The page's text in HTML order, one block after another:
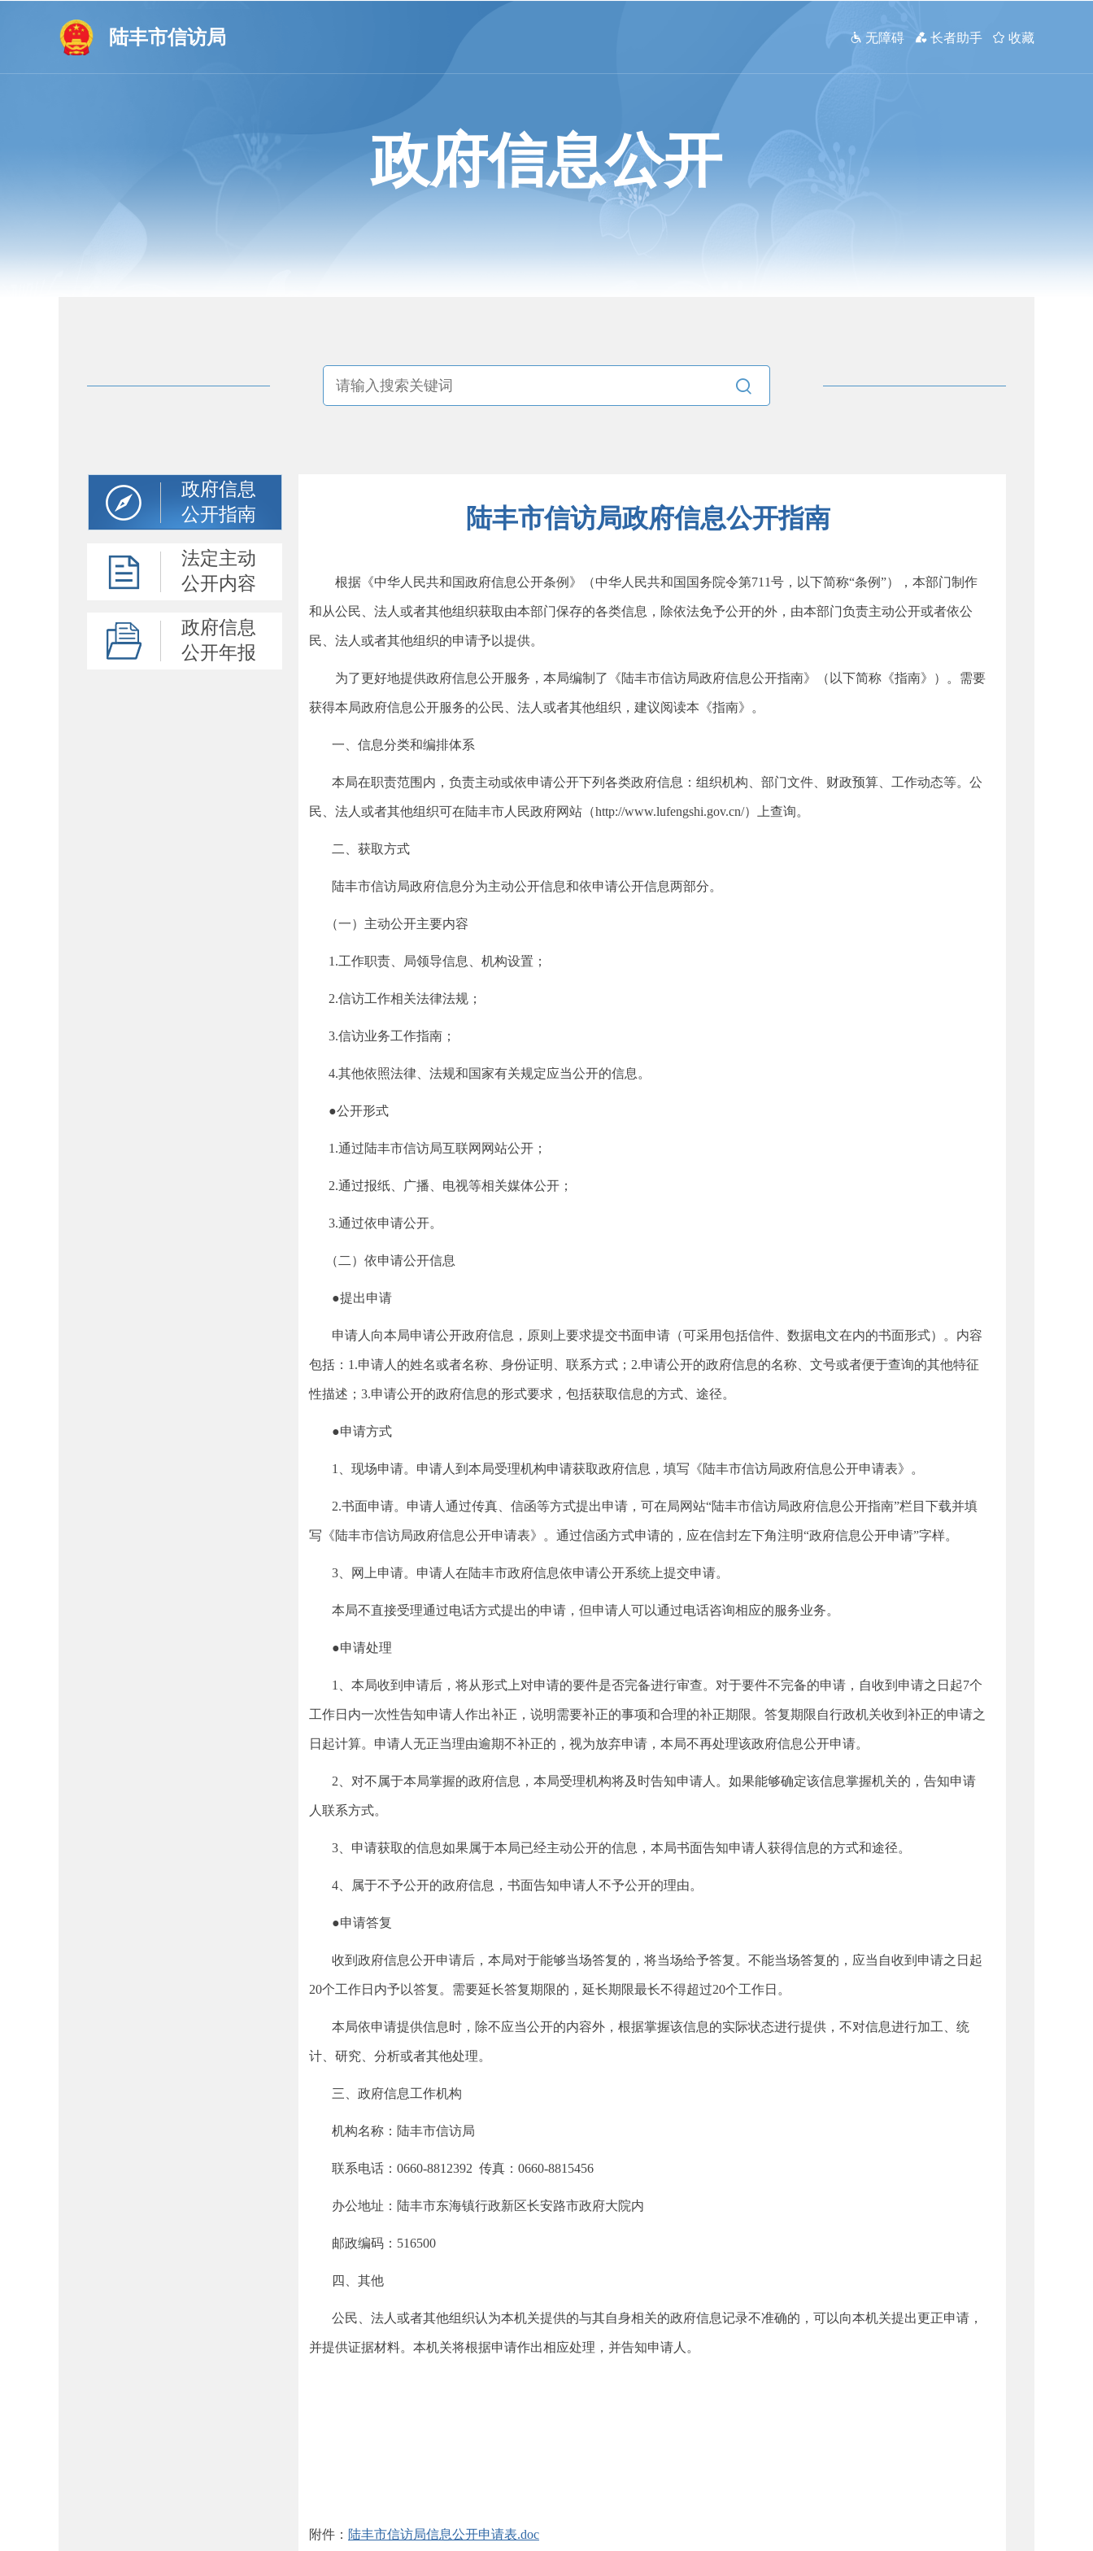
陆丰市信访局  无障碍  长者助手  收藏
政府信息公开

政府信息
公开指南
法定主动
公开内容
政府信息
公开年报
陆丰市信访局政府信息公开指南
根据《中华人民共和国政府信息公开条例》（中华人民共和国国务院令第711号，以下简称“条例”），本部门制作
和从公民、法人或者其他组织获取由本部门保存的各类信息，除依法免予公开的外，由本部门负责主动公开或者依公
民、法人或者其他组织的申请予以提供。
为了更好地提供政府信息公开服务，本局编制了《陆丰市信访局政府信息公开指南》（以下简称《指南》）。需要
获得本局政府信息公开服务的公民、法人或者其他组织，建议阅读本《指南》。
一、信息分类和编排体系
本局在职责范围内，负责主动或依申请公开下列各类政府信息：组织机构、部门文件、财政预算、工作动态等。公
民、法人或者其他组织可在陆丰市人民政府网站（http://www.lufengshi.gov.cn/）上查询。
二、获取方式
陆丰市信访局政府信息分为主动公开信息和依申请公开信息两部分。
（一）主动公开主要内容
1.工作职责、局领导信息、机构设置；
2.信访工作相关法律法规；
3.信访业务工作指南；
4.其他依照法律、法规和国家有关规定应当公开的信息。
●公开形式
1.通过陆丰市信访局互联网网站公开；
2.通过报纸、广播、电视等相关媒体公开；
3.通过依申请公开。
（二）依申请公开信息
●提出申请
申请人向本局申请公开政府信息，原则上要求提交书面申请（可采用包括信件、数据电文在内的书面形式）。内容
包括：1.申请人的姓名或者名称、身份证明、联系方式；2.申请公开的政府信息的名称、文号或者便于查询的其他特征
性描述；3.申请公开的政府信息的形式要求，包括获取信息的方式、途径。
●申请方式
1、现场申请。申请人到本局受理机构申请获取政府信息，填写《陆丰市信访局政府信息公开申请表》。
2.书面申请。申请人通过传真、信函等方式提出申请，可在局网站“陆丰市信访局政府信息公开指南”栏目下载并填
写《陆丰市信访局政府信息公开申请表》。通过信函方式申请的，应在信封左下角注明“政府信息公开申请”字样。
3、网上申请。申请人在陆丰市政府信息依申请公开系统上提交申请。
本局不直接受理通过电话方式提出的申请，但申请人可以通过电话咨询相应的服务业务。
●申请处理
1、本局收到申请后，将从形式上对申请的要件是否完备进行审查。对于要件不完备的申请，自收到申请之日起7个
工作日内一次性告知申请人作出补正，说明需要补正的事项和合理的补正期限。答复期限自行政机关收到补正的申请之
日起计算。申请人无正当理由逾期不补正的，视为放弃申请，本局不再处理该政府信息公开申请。
2、对不属于本局掌握的政府信息，本局受理机构将及时告知申请人。如果能够确定该信息掌握机关的，告知申请
人联系方式。
3、申请获取的信息如果属于本局已经主动公开的信息，本局书面告知申请人获得信息的方式和途径。
4、属于不予公开的政府信息，书面告知申请人不予公开的理由。
●申请答复
收到政府信息公开申请后，本局对于能够当场答复的，将当场给予答复。不能当场答复的，应当自收到申请之日起
20个工作日内予以答复。需要延长答复期限的，延长期限最长不得超过20个工作日。
本局依申请提供信息时，除不应当公开的内容外，根据掌握该信息的实际状态进行提供，不对信息进行加工、统
计、研究、分析或者其他处理。
三、政府信息工作机构
机构名称：陆丰市信访局
联系电话：0660-8812392 传真：0660-8815456
办公地址：陆丰市东海镇行政新区长安路市政府大院内
邮政编码：516500
四、其他
公民、法人或者其他组织认为本机关提供的与其自身相关的政府信息记录不准确的，可以向本机关提出更正申请，
并提供证据材料。本机关将根据申请作出相应处理，并告知申请人。
附件： 陆丰市信访局信息公开申请表.doc